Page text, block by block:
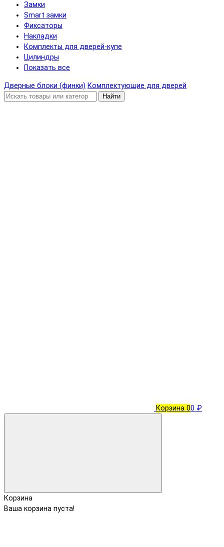
Замки
Smart замки
Фиксаторы
Накладки
Комплекты для дверей-купе
Цилиндры
Показать все
Дверные блоки (финки) Комплектующие для дверей
Найти
Корзина 00 ₽
Корзина
Ваша корзина пуста!